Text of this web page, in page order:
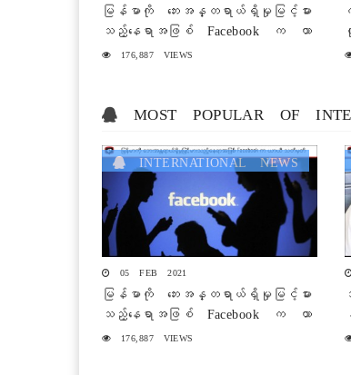
မြန်မာကို ဘေးအန္တရာယ်ရှိမှုမြင့်မား
သည့်နေရာအဖြစ် Facebook က ယာ
ယီသတ်မှတ်
176,887 VIEWS
MOST POPULAR OF
INTERNATIONAL NEWS
05 FEB 2021
မြန်မာကို ဘေးအန္တရာယ်ရှိမှုမြင့်မား
သည့်နေရာအဖြစ် Facebook က ယာ
ယီသတ်မှတ်
176,887 VIEWS